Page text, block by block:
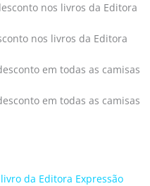
nos livros da Editora
nos livros da Editora
em todas as camisas
em todas as camisas
da Editora Expressão